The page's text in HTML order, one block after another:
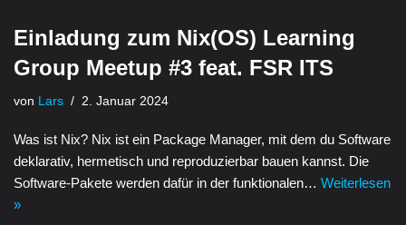
Einladung zum Nix(OS) Learning
Group Meetup #3 feat. FSR ITS
von Lars 2. Januar 2024
Was ist Nix? Nix ist ein Package Manager, mit dem du Software
deklarativ, hermetisch und reproduzierbar bauen kannst. Die
Software-Pakete werden dafür in der funktionalen… Weiterlesen
»